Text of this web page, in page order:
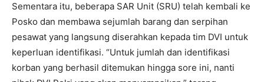
Sementara itu, beberapa SAR Unit (SRU) telah kembali ke
Posko dan membawa sejumlah barang dan serpihan
pesawat yang langsung diserahkan kepada tim DVI untuk
keperluan identifikasi. “Untuk jumlah dan identifikasi
korban yang berhasil ditemukan hingga sore ini, nanti